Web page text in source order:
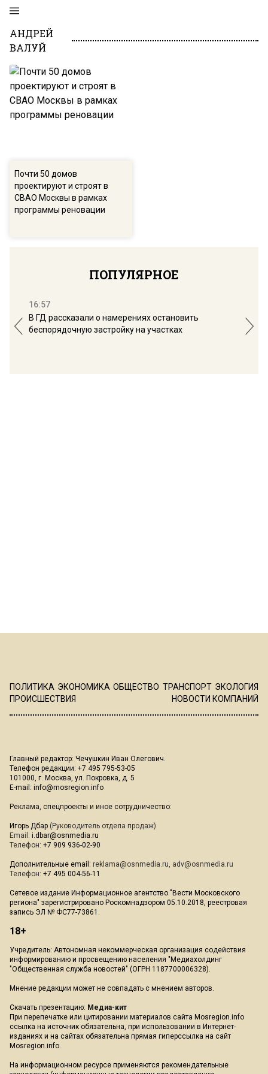
АНДРЕЙ
ВАЛУЙ
Почти 50 домов
проектируют и строят в
СВАО Москвы в рамках
программы реновации
ПОПУЛЯРНОЕ
16:57
В ГД рассказали о намерениях остановить
беспорядочную застройку на участках
ПОЛИТИКА ЭКОНОМИКА ОБЩЕСТВО ТРАНСПОРТ ЭКОЛОГИЯ
ПРОИСШЕСТВИЯ
НОВОСТИ КОМПАНИЙ
Главный редактор: Чечушкин Иван Олегович.
Телефон редакции: +7 495 795-53-05
101000, г. Москва, ул. Покровка, д. 5
E-mail: info@mosregion.info
Реклама, спецпроекты и иное сотрудничество:
Игорь Дбар (Руководитель отдела продаж)
Email: i.dbar@osnmedia.ru
Телефон: +7 909 936-02-90
Дополнительные email: reklama@osnmedia.ru, adv@osnmedia.ru
Телефон: +7 495 004-56-11
Сетевое издание Информационное агентство "Вести Московского
региона" зарегистрировано Роскомнадзором 05.10.2018, реестровая
запись ЭЛ № ФС77-73861.
18+
Учредитель: Автономная некоммерческая организация содействия
информированию и просвещению населения "Медиахолдинг
"Общественная служба новостей" (ОГРН 1187700006328).
Мнение редакции может не совпадать с мнением авторов.
Скачать презентацию: Медиа-кит
При перепечатке или цитировании материалов сайта Mosregion.info
ссылка на источник обязательна, при использовании в Интернет-
изданиях и на сайтах обязательна прямая гиперссылка на сайт
Mosregion.info.
На информационном ресурсе применяются рекомендательные